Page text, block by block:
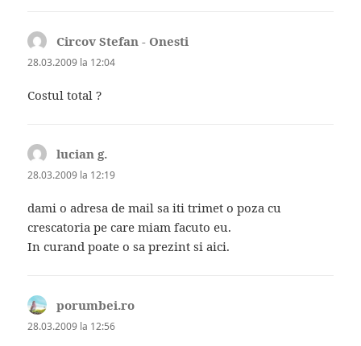
Circov Stefan - Onesti
28.03.2009 la 12:04
Costul total ?
lucian g.
28.03.2009 la 12:19
dami o adresa de mail sa iti trimet o poza cu
crescatoria pe care miam facuto eu.
In curand poate o sa prezint si aici.
porumbei.ro
28.03.2009 la 12:56